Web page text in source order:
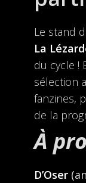
Le stand
La
du cycle !
sélection
fanzines,
de la
À
D’Oser